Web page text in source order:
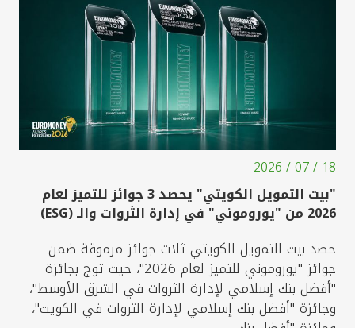
18 / 07 / 2026
"بيت التمويل الكويتي" يحصد 3 جوائز للتميز لعام
2026 من "يوروموني" في إدارة الثروات والـ (ESG)
حصد بيت التمويل الكويتي ثلاث جوائز مرموقة ضمن
جوائز "يوروموني للتميز لعام 2026"، حيث توج بجائزة
"أفضل بنك إسلامي لإدارة الثروات في الشرق الأوسط"،
وجائزة "أفضل بنك إسلامي لإدارة الثروات في الكويت"،